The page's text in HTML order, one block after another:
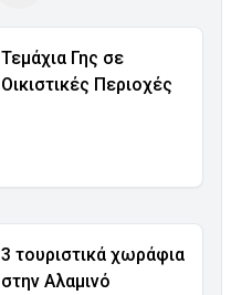
Τεμάχια Γης σε
Οικιστικές Περιοχές
3 τουριστικά χωράφια
στην Αλαμινό